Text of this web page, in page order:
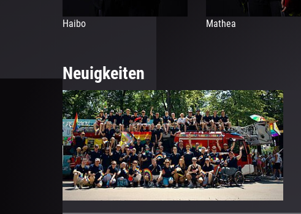
Haibo Mathea
Neuigkeiten